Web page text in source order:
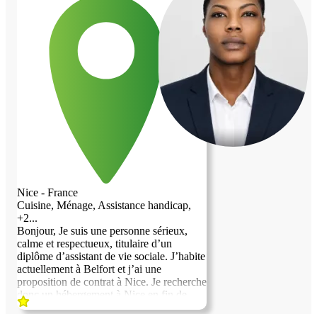
Nice - France
Cuisine, Ménage, Assistance handicap,
+2...
Bonjour, Je suis une personne sérieux,
calme et respectueux, titulaire d’un
diplôme d’assistant de vie sociale. J’habite
actuellement à Belfort et j’ai une
proposition de contrat à Nice. Je recherche
donc un hébergement à Nice en fin de
pouvoir accepter cette opportunité